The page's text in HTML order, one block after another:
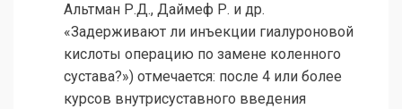
Альтман Р.Д., Даймеф Р. и др.
«Задерживают ли инъекции гиалуроновой
кислоты операцию по замене коленного
сустава?») отмечается: после 4 или более
курсов внутрисуставного введения